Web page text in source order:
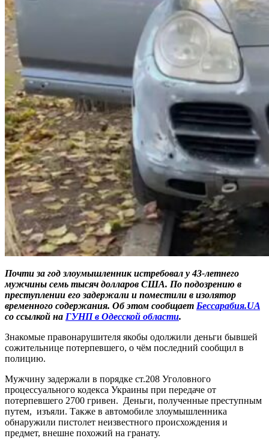
Почти за год злоумышленник истребовал у 43-летнего
мужчины семь тысяч долларов США. По подозрению в
преступлении его задержали и поместили в изолятор
временного содержания. Об этом сообщает Бессарабия.UA
со ссылкой на ГУНП в Одесской области.
Знакомые правонарушителя якобы одолжили деньги бывшей
сожительнице потерпевшего, о чём последний сообщил в
полицию.
Мужчину задержали в порядке ст.208 Уголовного
процессуального кодекса Украины при передаче от
потерпевшего 2700 гривен. Деньги, полученные преступным
путем, изъяли. Также в автомобиле злоумышленника
обнаружили пистолет неизвестного происхождения и
предмет, внешне похожий на гранату.